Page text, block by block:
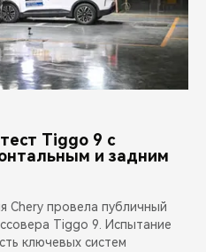
Tiggo 9 с
и задним
Chery провела публичный
Tiggo 9. Испытание
ключевых систем